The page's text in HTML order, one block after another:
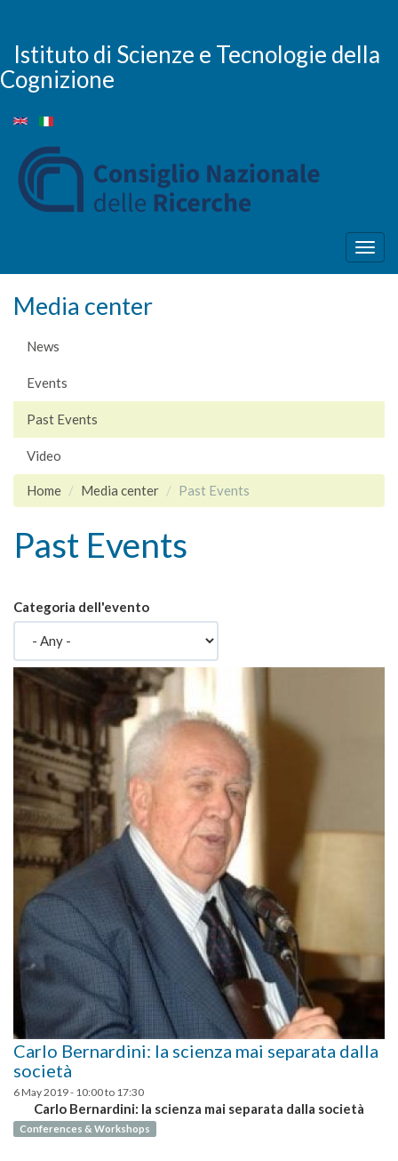
main
content
Istituto di Scienze e Tecnologie della
Cognizione
Media center
News
Events
Past Events
Video
Home Media center Past Events
Past Events
Categoria dell'evento
Carlo Bernardini: la scienza mai separata dalla
società
6 May 2019 - 10:00to 17:30
Carlo Bernardini: la scienza mai separata dalla società
Conferences & Workshops